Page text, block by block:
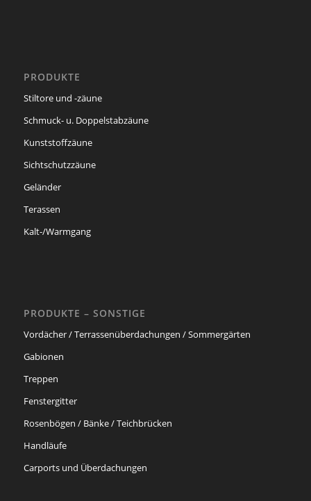
PRODUKTE
Stiltore und -zäune
Schmuck- u. Doppelstabzäune
Kunststoffzäune
Sichtschutzzäune
Geländer
Terassen
Kalt-/Warmgang
PRODUKTE – SONSTIGE
Vordächer / Terrassenüberdachungen / Sommergärten
Gabionen
Treppen
Fenstergitter
Rosenbögen / Bänke / Teichbrücken
Handläufe
Carports und Überdachungen